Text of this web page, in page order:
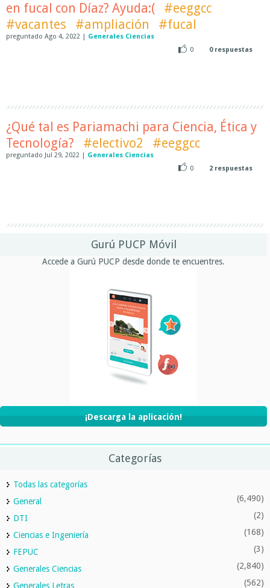
en fucal con Díaz? Ayuda:(
#eeggcc
#vacantes
#ampliación #fucal
preguntado Ago 4, 2022 | Generales Ciencias
0
0respuestas
¿Qué tal es Pariamachi para Ciencia, Ética y
Tecnología?
#electivo2 #eeggcc
preguntado Jul 29, 2022 | Generales Ciencias
0
2 respuestas
Gurú PUCP Móvil
Accede a Gurú PUCP desde donde te encuentres.
¡Descarga la aplicación!
Categorías
Todas las categorías
General
(6,490)
DTI (2)
Ciencias e Ingeniería (168)
FEPUC (3)
Generales Ciencias (2,840)
Generales Letras (562)